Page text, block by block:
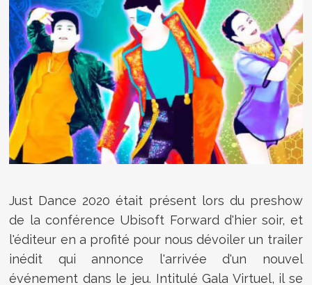
Just Dance 2020 était présent lors du preshow
de la conférence Ubisoft Forward d'hier soir, et
l'éditeur en a profité pour nous dévoiler un trailer
inédit qui annonce l'arrivée d'un nouvel
événement dans le jeu. Intitulé Gala Virtuel, il se